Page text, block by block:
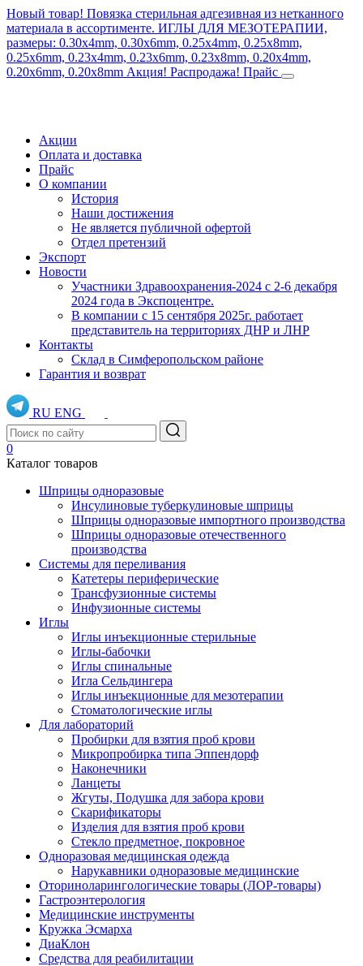
Новый товар! Повязка стерильная адгезивная из нетканного
материала в ассортименте. ИГЛЫ ДЛЯ МЕЗОТЕРАПИИ,
размеры: 0.30x4mm, 0.30x6mm, 0.25x4mm, 0.25x8mm,
0.25x6mm, 0.23x4mm, 0.23x6mm, 0.23x8mm, 0.20x4mm,
0.20x6mm, 0.20x8mm Акция! Распродажа! Прайс
Акции
Оплата и доставка
Прайс
О компании
История
Наши достижения
Не является публичной офертой
Отдел претензий
Экспорт
Новости
Участники Здравоохранения-2024 с 2-6 декабря
2024 года в Экспоцентре.
В компании с 15 сентября 2025г. работает
представитель на территориях ДНР и ЛНР
Контакты
Склад в Симферопольском районе
Гарантия и возврат
RU ENG
0
Каталог товаров
Шприцы одноразовые
Инсулиновые туберкулиновые шприцы
Шприцы одноразовые импортного производства
Шприцы одноразовые отечественного
производства
Системы для переливания
Катетеры периферические
Трансфузионные системы
Инфузионные системы
Иглы
Иглы инъекционные стерильные
Иглы-бабочки
Иглы спинальные
Игла Сельдингера
Иглы инъекционные для мезотерапии
Стоматологические иглы
Для лабораторий
Пробирки для взятия проб крови
Микропробирка типа Эппендорф
Наконечники
Ланцеты
Жгуты, Подушка для забора крови
Скарификаторы
Изделия для взятия проб крови
Стекло предметное, покровное
Одноразовая медицинская одежда
Нарукавники одноразовые медицинские
Оториноларингологические товары (ЛОР-товары)
Гастроэнтерология
Медицинские инструменты
Кружка Эсмарха
ДиаКлон
Средства для реабилитации